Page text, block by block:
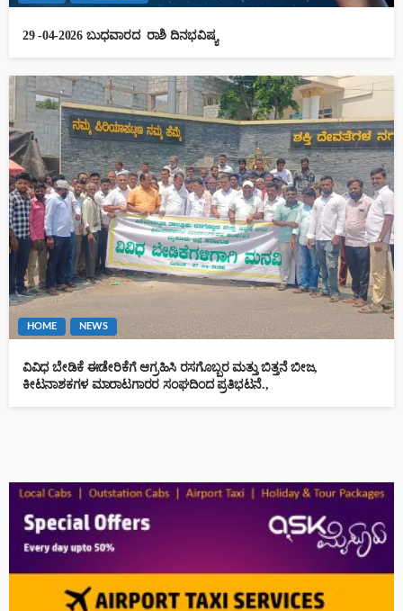
29 -04-2026 ಬುಧವಾರದ ರಾಶಿ ದಿನಭವಿಷ್ಯ
HOME NEWS
ವಿವಿಧ ಬೇಡಿಕೆ ಈಡೇರಿಕೆಗೆ ಆಗ್ರಹಿಸಿ ರಸಗೊಬ್ಬರ ಮತ್ತು ಬಿತ್ತನೆ ಬೀಜ,
ಕೀಟನಾಶಕಗಳ ಮಾರಾಟಗಾರರ ಸಂಘದಿಂದ ಪ್ರತಿಭಟನೆ.,